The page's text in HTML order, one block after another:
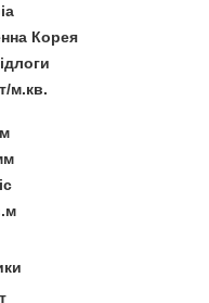
Корея
м.кв.